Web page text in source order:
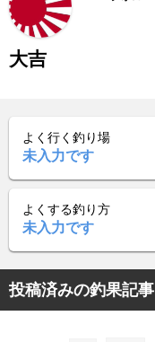
大吉
よく行く釣り場
未入力です
よくする釣り方
未入力です
投稿済みの釣果記事